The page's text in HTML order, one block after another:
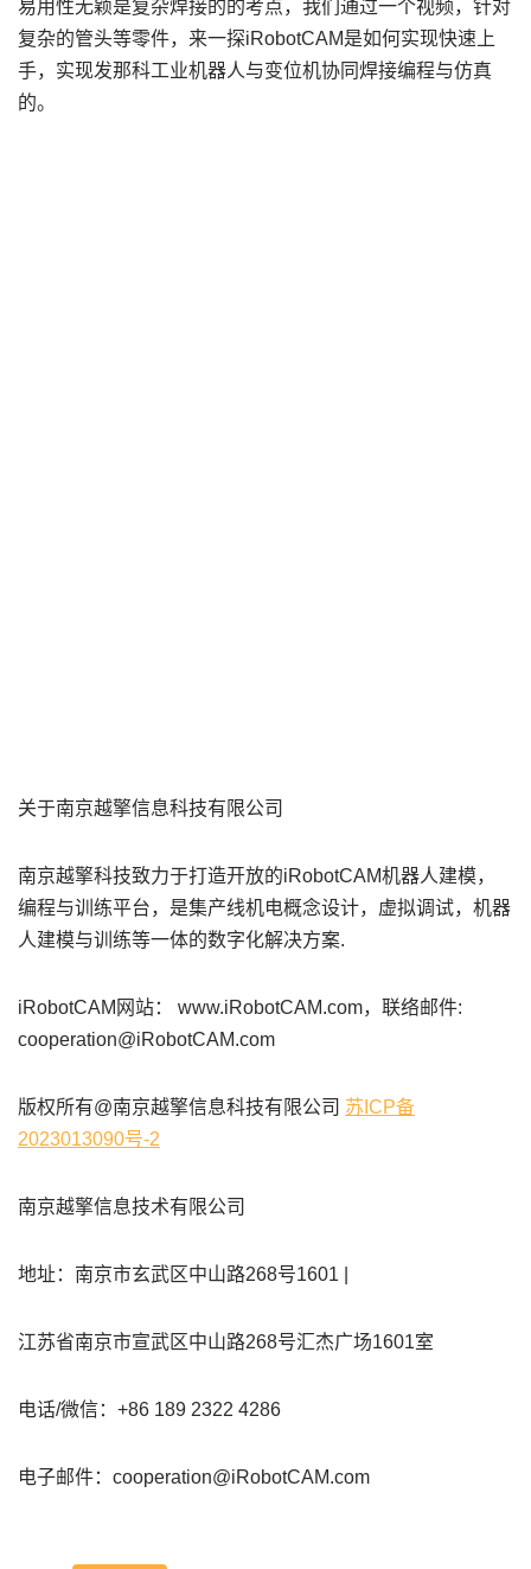
易用性无颖是复杂焊接的的考点，我们通过一个视频，针对
复杂的管头等零件，来一探iRobotCAM是如何实现快速上
手，实现发那科工业机器人与变位机协同焊接编程与仿真
的。
关于南京越擎信息科技有限公司
南京越擎科技致力于打造开放的iRobotCAM机器人建模，
编程与训练平台，是集产线机电概念设计，虚拟调试，机器
人建模与训练等一体的数字化解决方案.
iRobotCAM网站： www.iRobotCAM.com，联络邮件:
cooperation@iRobotCAM.com
版权所有@南京越擎信息科技有限公司 苏ICP备
2023013090号-2
南京越擎信息技术有限公司
地址：南京市玄武区中山路268号1601 |
江苏省南京市宣武区中山路268号汇杰广场1601室
电话/微信：+86 189 2322 4286
电子邮件：cooperation@iRobotCAM.com